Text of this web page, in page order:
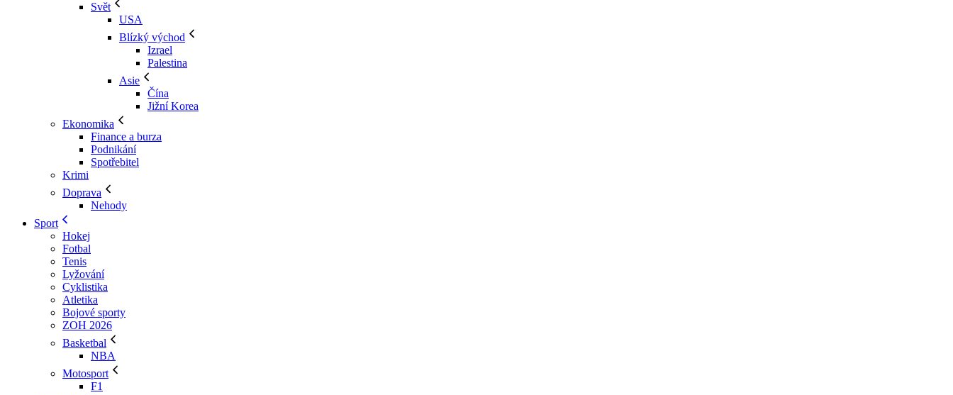
Svět
USA
Blízký východ
Izrael
Palestina
Asie
Čína
Jižní Korea
Ekonomika
Finance a burza
Podnikání
Spotřebitel
Krimi
Doprava
Nehody
Sport
Hokej
Fotbal
Tenis
Lyžování
Cyklistika
Atletika
Bojové sporty
ZOH 2026
Basketbal
NBA
Motosport
F1